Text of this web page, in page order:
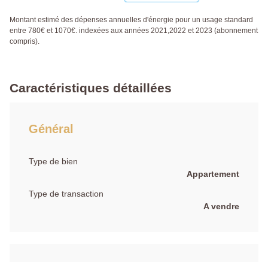
Montant estimé des dépenses annuelles d'énergie pour un usage standard
entre 780€ et 1070€. indexées aux années 2021,2022 et 2023 (abonnement
compris).
Caractéristiques détaillées
Général
Type de bien
Appartement
Type de transaction
A vendre